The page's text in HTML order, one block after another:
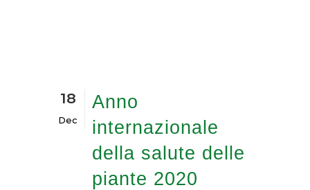
18
Dec
Anno
internazionale
della salute delle
piante 2020